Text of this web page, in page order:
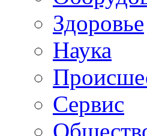
Здоровье
Наука
Сервис